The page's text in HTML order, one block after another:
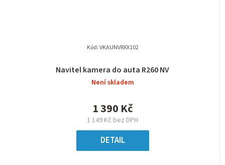
Navitel kamera do auta R260 NV
Není skladem
1 149 Kč bez DPH
1 390 Kč
DETAIL
Kód:VKAUNVRXX102